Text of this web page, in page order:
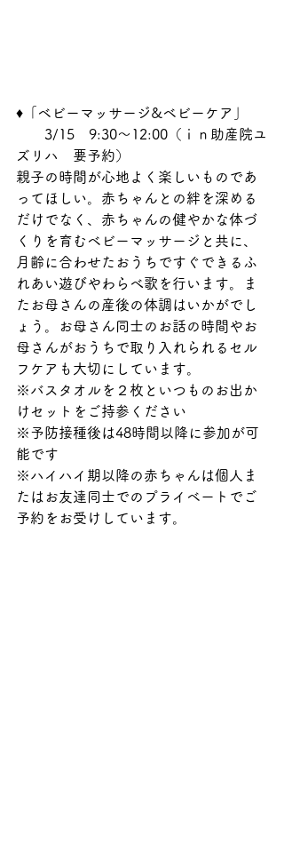
♦「ベビーマッサージ&ベビーケア」
3/15　9:30～12:00（ｉｎ助産院ユ
ズリハ　要予約）
親子の時間が心地よく楽しいものであ
ってほしい。赤ちゃんとの絆を深める
だけでなく、赤ちゃんの健やかな体づ
くりを育むベビーマッサージと共に、
月齢に合わせたおうちですぐできるふ
れあい遊びやわらべ歌を行います。ま
たお母さんの産後の体調はいかがでし
ょう。お母さん同士のお話の時間やお
母さんがおうちで取り入れられるセル
フケアも大切にしています。
※バスタオルを２枚といつものお出か
けセットをご持参ください
※予防接種後は48時間以降に参加が可
能です
※ハイハイ期以降の赤ちゃんは個人ま
たはお友達同士でのプライベートでご
予約をお受けしています。